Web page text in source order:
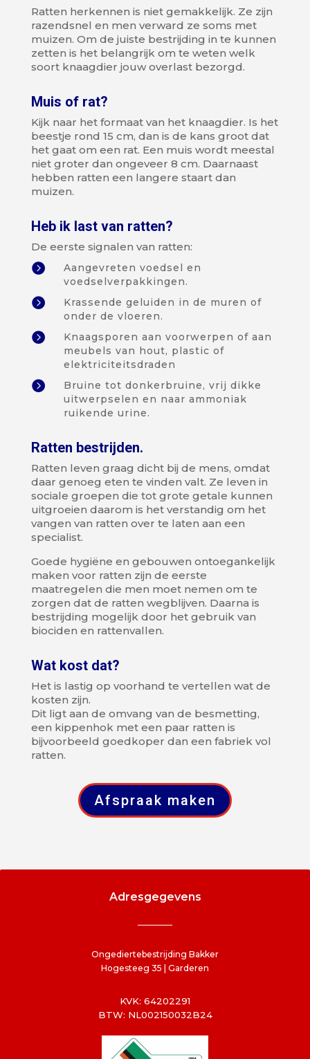
Ratten herkennen is niet gemakkelijk. Ze zijn
razendsnel en men verward ze soms met
muizen. Om de juiste bestrijding in te kunnen
zetten is het belangrijk om te weten welk
soort knaagdier jouw overlast bezorgd.
Muis of rat?
Kijk naar het formaat van het knaagdier. Is het
beestje rond 15 cm, dan is de kans groot dat
het gaat om een rat. Een muis wordt meestal
niet groter dan ongeveer 8 cm. Daarnaast
hebben ratten een langere staart dan
muizen.
Heb ik last van ratten?
De eerste signalen van ratten:

Aangevreten voedsel en
voedselverpakkingen.

Krassende geluiden in de muren of
onder de vloeren.

Knaagsporen aan voorwerpen of aan
meubels van hout, plastic of
elektriciteitsdraden

Bruine tot donkerbruine, vrij dikke
uitwerpselen en naar ammoniak
ruikende urine.
Ratten bestrijden.
Ratten leven graag dicht bij de mens, omdat
daar genoeg eten te vinden valt. Ze leven in
sociale groepen die tot grote getale kunnen
uitgroeien daarom is het verstandig om het
vangen van ratten over te laten aan een
specialist.
Goede hygiëne en gebouwen ontoegankelijk
maken voor ratten zijn de eerste
maatregelen die men moet nemen om te
zorgen dat de ratten wegblijven. Daarna is
bestrijding mogelijk door het gebruik van
biociden en rattenvallen.
Wat kost dat?
Het is lastig op voorhand te vertellen wat de
kosten zijn.
Dit ligt aan de omvang van de besmetting,
een kippenhok met een paar ratten is
bijvoorbeeld goedkoper dan een fabriek vol
ratten.
Afspraak maken
Adresgegevens
Ongediertebestrijding Bakker
Hogesteeg 35 | Garderen
KVK: 64202291
BTW: NL002150032B24